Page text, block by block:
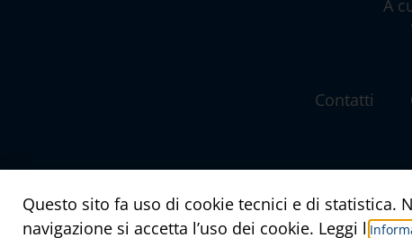
A
Contatti
Questo sito fa uso di cookie tecnici e di statistica.
navigazione si accetta l’uso dei cookie. Leggi l’